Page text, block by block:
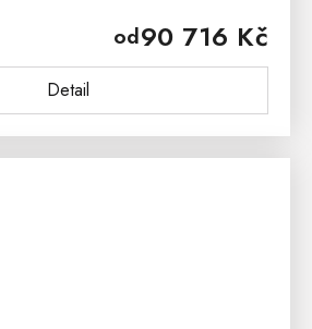
od90 716 Kč
Detail